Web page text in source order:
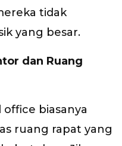
tidak
yang besar.
dan Ruang
biasanya
ruang rapat yang